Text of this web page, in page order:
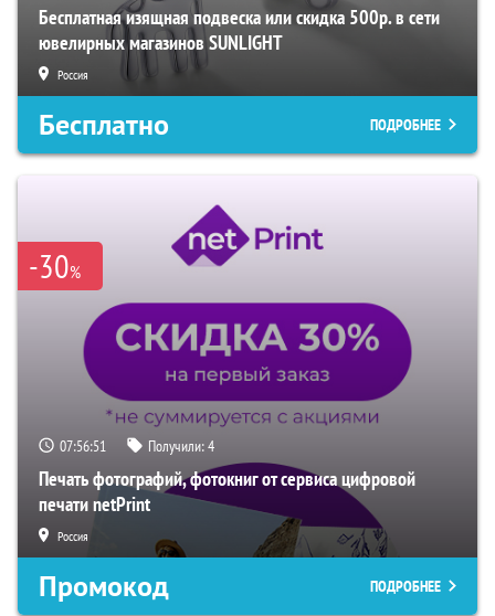
Бесплатная изящная подвеска или скидка 500р. в сети
ювелирных магазинов SUNLIGHT
Россия
Бесплатно ПОДРОБНЕЕ
-30%
07:56:50 Получили:4
Печать фотографий, фотокниг от сервиса цифровой
печати netPrint
Россия
Промокод ПОДРОБНЕЕ